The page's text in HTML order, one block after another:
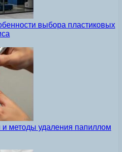
выбора пластиковых
методы удаления папиллом